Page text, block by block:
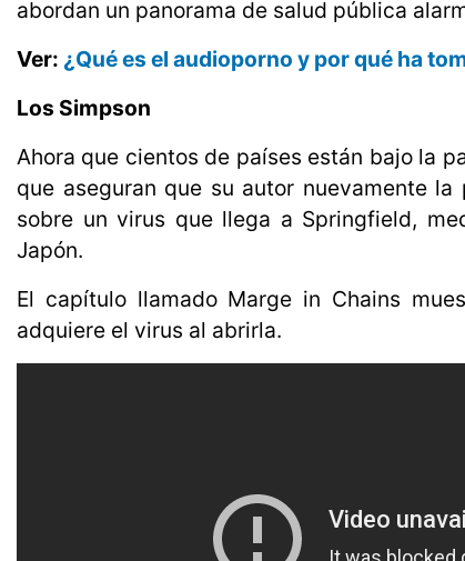
abordan un panorama de salud pública
Ver: ¿Qué es el audioporno y por qué ha
Los Simpson
Ahora que cientos de países están bajo la
que aseguran que su autor nuevamente
sobre un virus que llega a Springfield,
Japón.
El capítulo llamado Marge in Chains
adquiere el virus al abrirla.